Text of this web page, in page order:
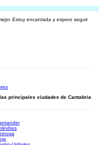
Estoy encantada y espero seguir
principales ciudades de Cantabria